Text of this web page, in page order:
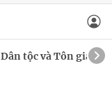
Dân tộc và Tôn giáo